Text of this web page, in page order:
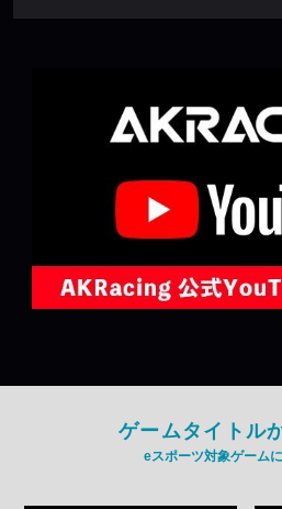
ゲームタイトル
eスポーツ対象ゲーム